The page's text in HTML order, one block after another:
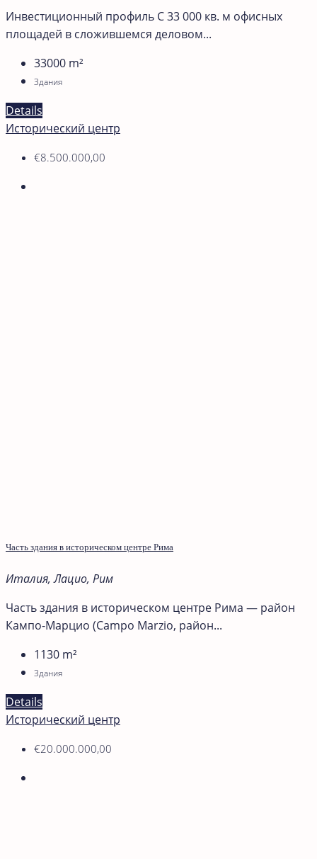
Инвестиционный профиль С 33 000 кв. м офисных
площадей в сложившемся деловом...
33000 m²
Здания
Details
Исторический центр
€8.500.000,00
Часть здания в историческом центре Рима
Италия, Лацио, Рим
Часть здания в историческом центре Рима — район
Кампо-Марцио (Campo Marzio, район...
1130 m²
Здания
Details
Исторический центр
€20.000.000,00